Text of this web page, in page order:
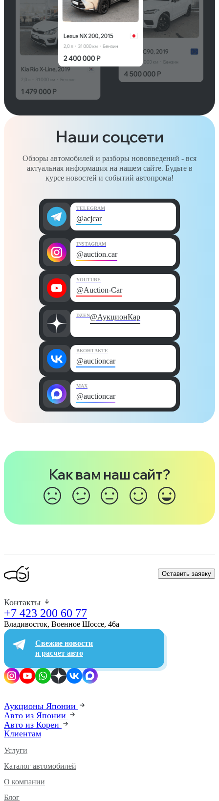
Наши соцсети
Обзоры автомобилей и разборы нововведений - вся
актуальная информация на нашем сайте. Будьте в
курсе новостей и событий автопрома!
TELEGRAM
@acjcar
INSTAGRAM
@auction.car
YOUTUBE
@Auction-Car
DZEN@АукционКар
ВКОНТАКТЕ
@auctioncar
MAX
@auctioncar
Как вам наш сайт?
Оставить заявку
Контакты
+7 423 200 60 77
Владивосток, Военное Шоссе, 46а​
Свежие новости
и расчет авто
Аукционы Японии
Авто из Японии
Авто из Кореи
Клиентам
Услуги
Каталог автомобилей
О компании
Блог